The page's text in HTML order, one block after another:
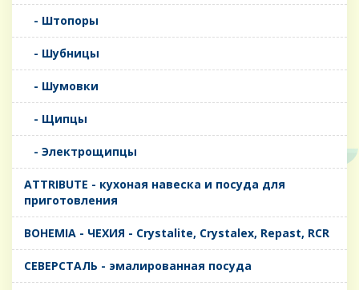
- Штопоры
- Шубницы
- Шумовки
- Щипцы
- Электрощипцы
ATTRIBUTE - кухоная навеска и посуда для
приготовления
BOHEMIA - ЧЕХИЯ - Crystalite, Crystalex, Repast, RCR
CЕВЕРСТАЛЬ - эмалированная посуда